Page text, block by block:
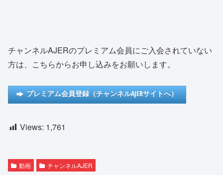
チャンネルAJERのプレミアム会員にご入会されていない
方は、こちらからお申し込みをお願いします。
プレミアム会員登録（チャンネルAJERサイトへ）
Views: 1,761
動画 チャンネルAJER